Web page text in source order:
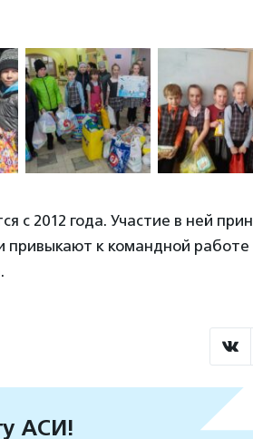
с 2012 года. Участие в ней
привыкают к командной
АСИ!